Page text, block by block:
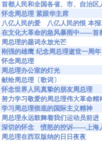
首都人民和全国各省、市、自治
念周总理 紧跟华主席
八亿人民的爱 八亿人民的恨 本
在文化大革命的急风暴雨中——首
总理的题词永放光芒
刚强的雄鹰 纪念周总理逝世一周年
怀念周总理
总理办公室的灯光
给周总理〔歌词〕
念世界人民真挚的朋友周总理
努力学习敬爱的周总理伟大革命
习周总理彻底的国际主义精神
总理永远鼓舞着我们运动员前进
深切的怀念 愤怒的控诉——上海
总理在西双版纳的日日夜夜